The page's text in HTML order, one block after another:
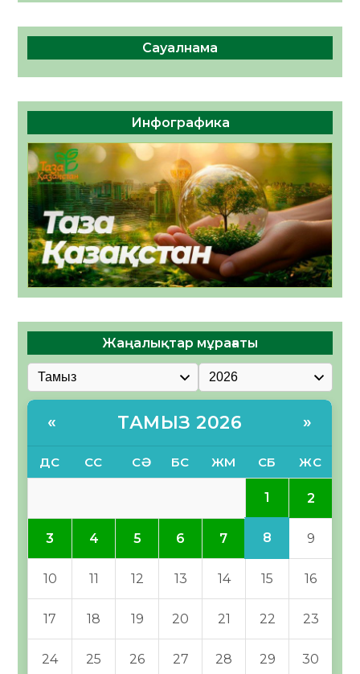
Сауалнама
Инфографика
Жаңалықтар мұрағаты
« ТАМЫЗ 2026 »
ДС СС СӘ БС ЖМ СБ ЖС
1 2
3 4 5 6 7 8 9
10 11 12 13 14 15 16
17 18 19 20 21 22 23
24 25 26 27 28 29 30